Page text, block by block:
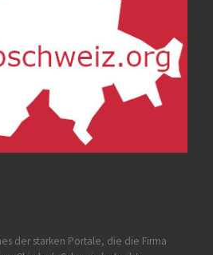
der starken Portale, die die Firma